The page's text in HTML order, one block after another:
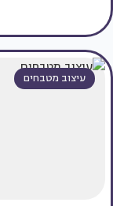
עיצוב מטבחים